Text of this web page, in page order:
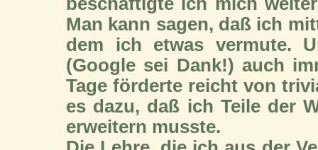
Man kann sagen, daß ich
dem ich etwas vermute.
(Google sei Dank!) auch
Tage förderte reicht von
es dazu, daß ich Teile der
erweitern musste.